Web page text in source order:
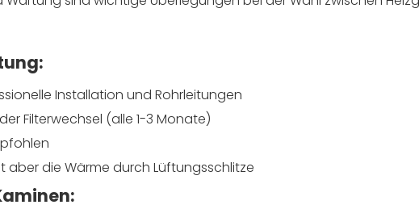
Installation und Rohrleitungen
Filterwechsel (alle 1-3 Monate)
aber die Wärme durch Lüftungsschlitze